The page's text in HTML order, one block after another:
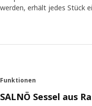
Produktionsmethoden
sondern macht es
Hause zu bringen. „Die
werden, erhält jedes Stück
Funktionen
SALNÖ Sessel aus